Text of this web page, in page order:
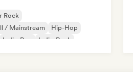
Rock
/ Mainstream
Hip-Hop
Indie-Pop
Indie-Rock